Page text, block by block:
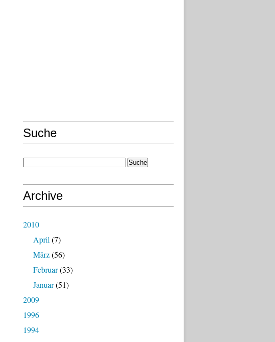
Suche
Archive
2010
April (7)
März(56)
Februar(33)
Januar(51)
2009
1996
1994